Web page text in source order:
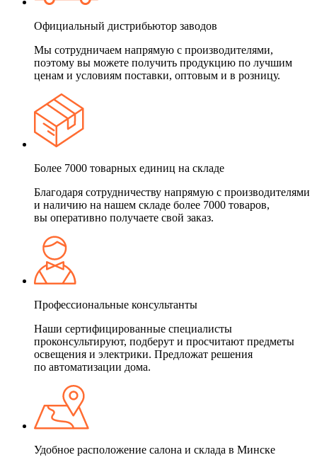
Официальный дистрибьютор заводов
Мы сотрудничаем напрямую с производителями,
поэтому вы можете получить продукцию по лучшим
ценам и условиям поставки, оптовым и в розницу.
Более 7000 товарных единиц на складе
Благодаря сотрудничеству напрямую с производителями
и наличию на нашем складе более 7000 товаров,
вы оперативно получаете свой заказ.
Профессиональные консультанты
Наши сертифицированные специалисты
проконсультируют, подберут и просчитают предметы
освещения и электрики. Предложат решения
по автоматизации дома.
Удобное расположение салона и склада в Минске